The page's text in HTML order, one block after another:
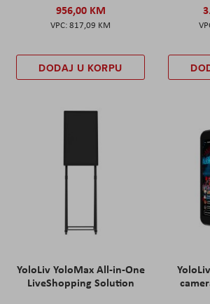
956,00 KM
817,09 KM
DODAJ U KORPU
YoloLiv YoloMax All-in-One
LiveShopping Solution